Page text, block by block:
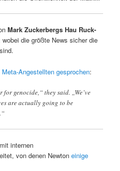
Mark Zuckerbergs Hau Ruck-
die größte News sicher die
Angestellten gesprochen:
genocide,“ they said. „We’ve
are actually going to be
internen
von denen Newtoneinige